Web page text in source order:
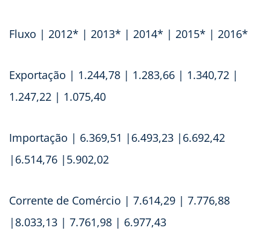
Fluxo | 2012* | 2013* | 2014* | 2015* | 2016*
Exportação | 1.244,78 | 1.283,66 | 1.340,72 |
1.247,22 | 1.075,40
Importação | 6.369,51 |6.493,23 |6.692,42
|6.514,76 |5.902,02
Corrente de Comércio | 7.614,29 | 7.776,88
|8.033,13 | 7.761,98 | 6.977,43